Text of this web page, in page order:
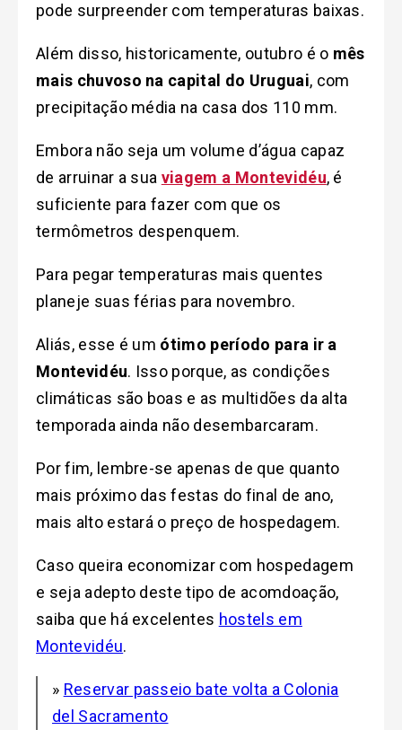
pode surpreender com temperaturas baixas.
Além disso, historicamente, outubro é o mês
mais chuvoso na capital do Uruguai, com
precipitação média na casa dos 110 mm.
Embora não seja um volume d’água capaz
de arruinar a sua viagem a Montevidéu, é
suficiente para fazer com que os
termômetros despenquem.
Para pegar temperaturas mais quentes
planeje suas férias para novembro.
Aliás, esse é um ótimo período para ir a
Montevidéu. Isso porque, as condições
climáticas são boas e as multidões da alta
temporada ainda não desembarcaram.
Por fim, l embre-se apenas de que quanto
mais próximo das festas do final de ano,
mais alto estará o preço de hospedagem.
Caso queira economizar com hospedagem
e seja adepto deste tipo de acomdoação,
saiba que há excelentes hostels em
Montevidéu.
» Reservar passeio bate volta a Colonia
del Sacramento